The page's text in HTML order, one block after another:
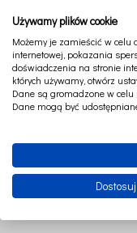
Używamy plików cookie
Możemy je zamieścić w celu
internetowej, pokazania
doświadczenia na stronie
których używamy, otwórz
Dane są gromadzone w
Dane mogą być
Dostosuj